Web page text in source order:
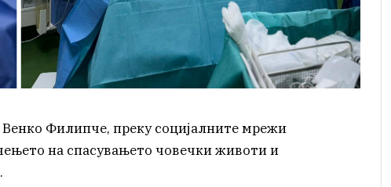
Филипче, преку социјалните мрежи
на спасувањето човечки животи и